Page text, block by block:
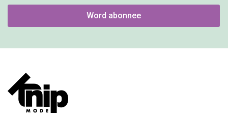
Word abonnee